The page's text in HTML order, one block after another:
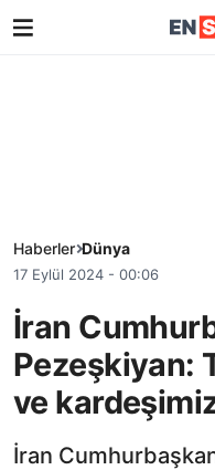
Haberler Dünya
17 Eylül 2024 - 00:06
İran
Pezeşkiyan:
ve
İran